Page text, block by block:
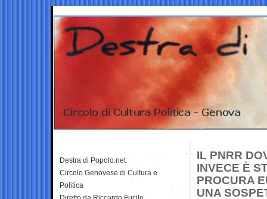
IL PNRR
INVECE È
PROCURA
UNA
Destra di Popolo.net
Circolo Genovese di Cultura e
Politica